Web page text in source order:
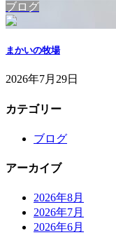
ブログ
まかいの牧場
2026年7月29日
カテゴリー
ブログ
アーカイブ
2026年8月
2026年7月
2026年6月